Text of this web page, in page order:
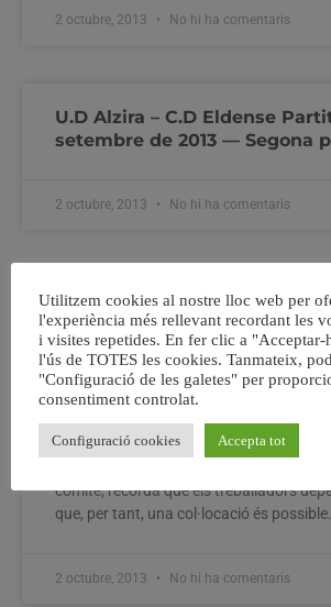
2 octubre, 2013 No hi ha comentaris
U.D Alzira – C.D Eldense
setembre de 2013 — Segona
2 octubre, 2013 No hi ha comentaris
Els treballadors dels
exigeixen la recol·locació
treballadors que es pretén
El comité de l’empresa Sodexo,
menjadors de la factoria FORD en
convocat la vaga davant l’expedient
comité, recorda que els treballadors
que, per tant, una col·locació és possible.
2 octubre, 2013 No hi ha comentaris
Utilitzem cookies al nostre lloc web per
l'experiència més rellevant recordant les
i visites repetides. En fer clic a "Acceptar-
l'ús de TOTES les cookies. Tanmateix,
"Configuració de les galetes" per
consentiment controlat.
Configuració cookies Accepta tot